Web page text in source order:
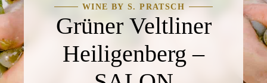
WINE BY S. PRATSCH
Grüner Veltliner
Heiligenberg –